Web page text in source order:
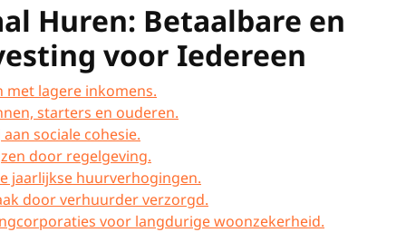
Huren: Betaalbare en
voor Iedereen
met lagere inkomens.
starters en ouderen.
sociale cohesie.
door regelgeving.
jaarlijkse huurverhogingen.
door verhuurder verzorgd.
voor langdurige woonzekerheid.